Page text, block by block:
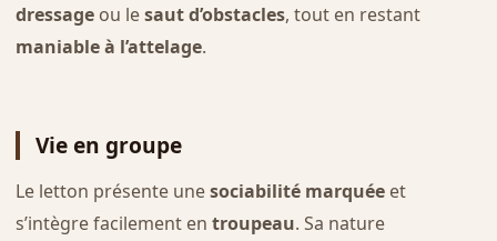
dressageou lesaut d’obstacles, tout en restant
maniable à l’attelage.
Vie en groupe
Le letton présente unesociabilité marquéeet
s’intègre facilement en troupeau. Sa nature